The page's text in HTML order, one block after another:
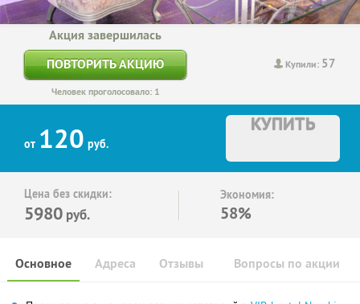
Купили: 57
Акция завершилась
ПОВТОРИТЬ АКЦИЮ
Человек проголосовало: 1
от 120 руб.
КУПИТЬ
Цена без скидки:
5980 руб.
Экономия:
58%
Основное Отзывы Вопросы по акции
Адреса